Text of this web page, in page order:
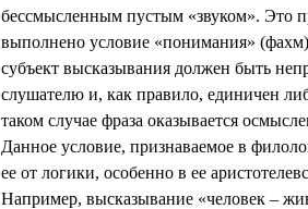
бессмысленным пустым «звуком». Это
выполнено условие «понимания»
субъект высказывания должен быть
слушателю и, как правило, единичен
таком случае фраза оказывается
Данное условие, признаваемое в
ее от логики, особенно в ее
Например, высказывание «человек –